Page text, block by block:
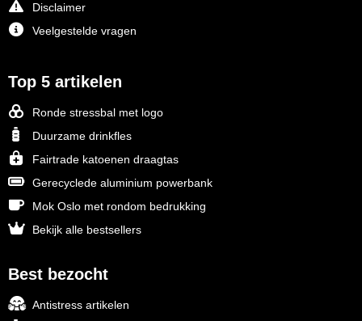
Disclaimer
Veelgestelde vragen
Top 5 artikelen
Ronde stressbal met logo
Duurzame drinkfles
Fairtrade katoenen draagtas
Gerecyclede aluminium powerbank
Mok Oslo met rondom bedrukking
Bekijk alle bestsellers
Best bezocht
Antistress artikelen